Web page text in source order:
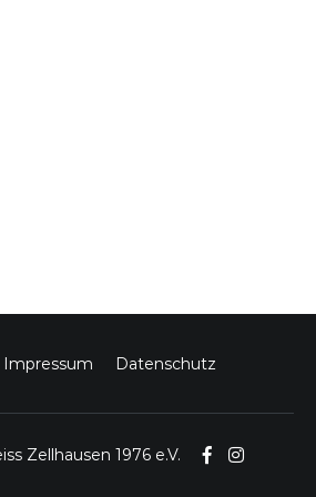
Impressum Datenschutz
Zellhausen 1976 e.V.